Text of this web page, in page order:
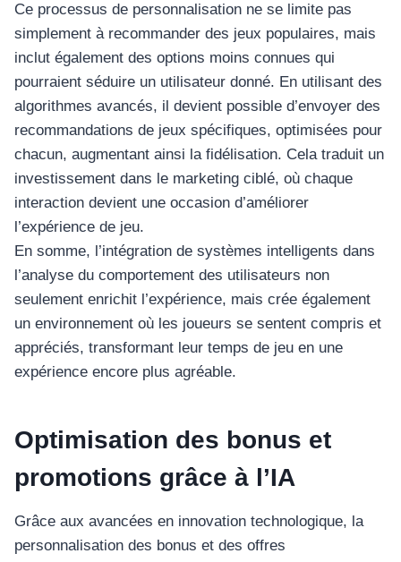
Ce processus de personnalisation ne se limite pas
simplement à recommander des jeux populaires, mais
inclut également des options moins connues qui
pourraient séduire un utilisateur donné. En utilisant des
algorithmes avancés, il devient possible d’envoyer des
recommandations de jeux spécifiques, optimisées pour
chacun, augmentant ainsi la fidélisation. Cela traduit un
investissement dans le marketing ciblé, où chaque
interaction devient une occasion d’améliorer
l’expérience de jeu.
En somme, l’intégration de systèmes intelligents dans
l’analyse du comportement des utilisateurs non
seulement enrichit l’expérience, mais crée également
un environnement où les joueurs se sentent compris et
appréciés, transformant leur temps de jeu en une
expérience encore plus agréable.
Optimisation des bonus et
promotions grâce à l’IA
Grâce aux avancées en innovation technologique, la
personnalisation des bonus et des offres